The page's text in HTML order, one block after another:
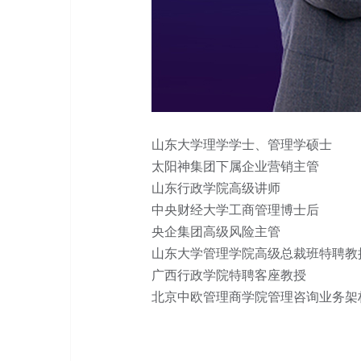
山东大学理学学士、管理学硕士
太阳神集团下属企业营销主管
山东行政学院高级讲师
中央财经大学工商管理博士后
央企集团高级风险主管
山东大学管理学院高级总裁班特聘教
广西行政学院特聘客座教授
北京中欧管理商学院管理咨询业务架